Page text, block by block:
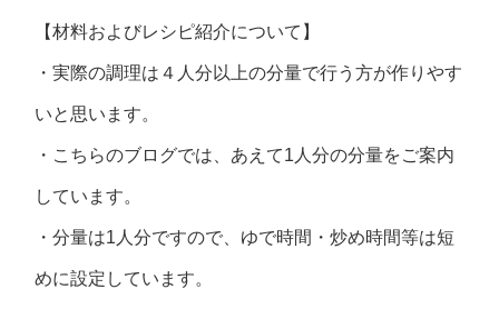
【材料およびレシピ紹介について】
・実際の調理は４人分以上の分量で行う方が作りやす
いと思います。
・こちらのブログでは、あえて1人分の分量をご案内
しています。
・分量は1人分ですので、ゆで時間・炒め時間等は短
めに設定しています。